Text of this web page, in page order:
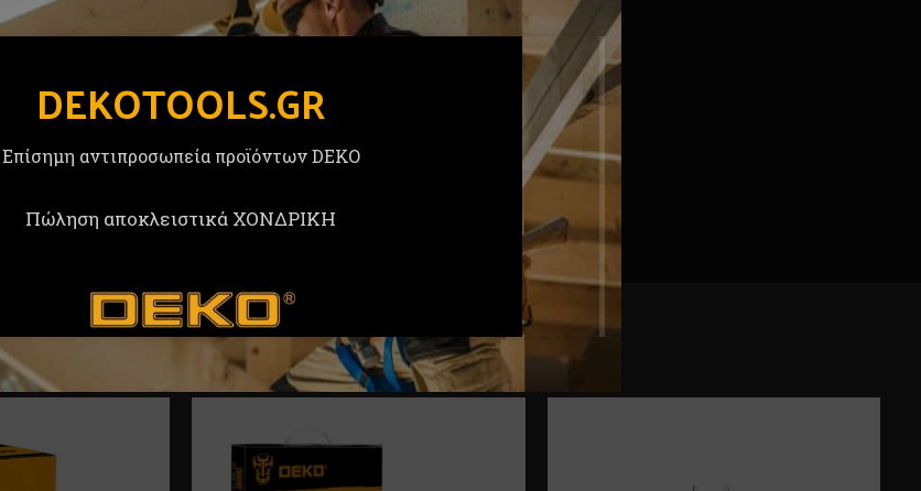
DEKOTOOLS.GR
Επίσημη αντιπροσωπεία προϊόντων DEKO
Πώληση αποκλειστικά ΧΟΝΔΡΙΚΗ